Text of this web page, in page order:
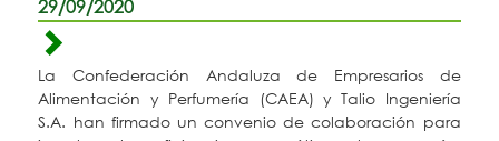
29/09/2020
La Confederación Andaluza de Empresarios de
Alimentación y Perfumería (CAEA) y Talio Ingeniería
S.A. han firmado un convenio de colaboración para